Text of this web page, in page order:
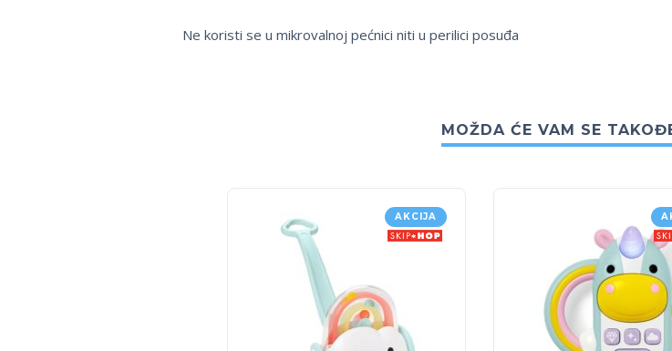
Ne koristi se u mikrovalnoj pećnici niti u perilici posuđa
MOŽDA ĆE VAM SE
AKCIJA